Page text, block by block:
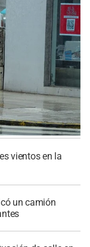
vientos en la
un camión